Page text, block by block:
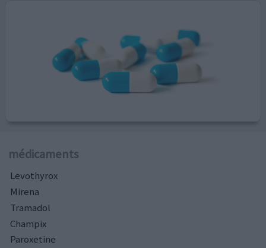
médicaments
Levothyrox
Mirena
Tramadol
Champix
Paroxetine